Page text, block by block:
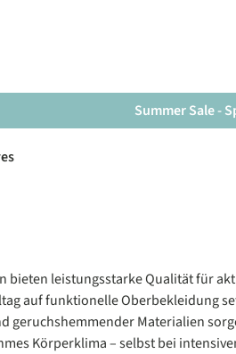
Summer Sale -
bieten leistungsstarke Qualität für
auf funktionelle Oberbekleidung
geruchshemmender Materialien
Körperklima – selbst bei